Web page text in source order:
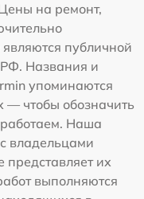
на ремонт,
публичной
РФ. Названия и
упоминаются
— чтобы обозначить
Наша
владельцами
их
выполняются